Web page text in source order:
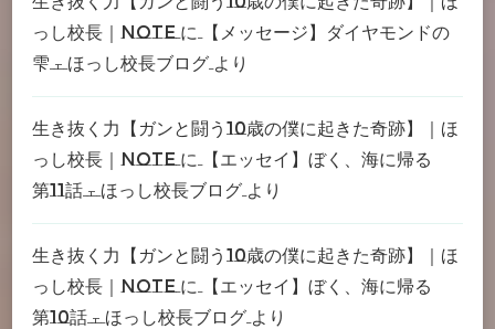
っし校長｜note に
【メッセージ】ダイヤモンドの
雫 – ほっし校長ブログ より
生き抜く力【ガンと闘う10歳の僕に起きた奇跡】｜ほ
っし校長｜note に
【エッセイ】ぼく、海に帰る
第11話 – ほっし校長ブログ より
生き抜く力【ガンと闘う10歳の僕に起きた奇跡】｜ほ
っし校長｜note に
【エッセイ】ぼく、海に帰る
第10話 – ほっし校長ブログ より